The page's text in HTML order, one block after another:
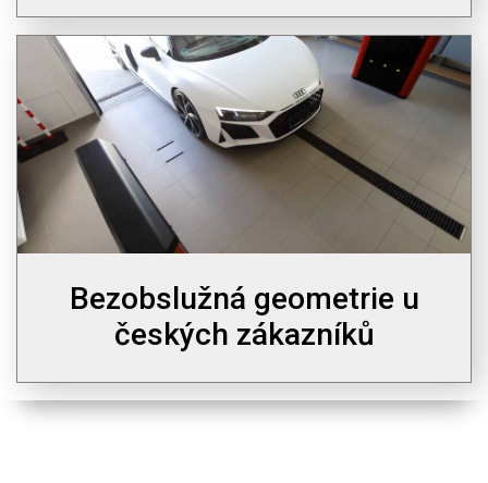
Bezobslužná geometrie u
českých zákazníků